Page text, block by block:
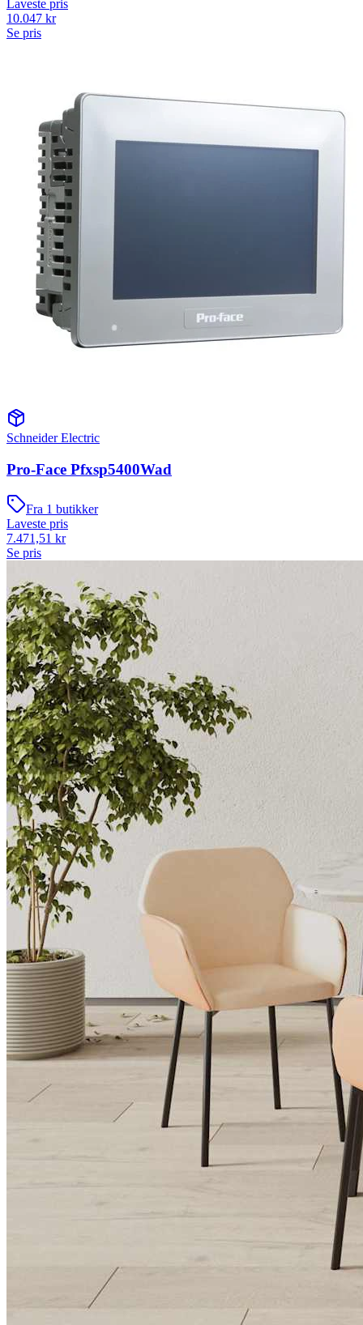
Laveste pris
10.047 kr
Se pris
Schneider Electric
Pro-Face Pfxsp5400Wad
Fra 1 butikker
Laveste pris
7.471,51 kr
Se pris